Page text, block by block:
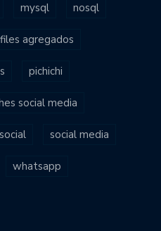
mysql nosql
agregados
pichichi
social media
social media
whatsapp